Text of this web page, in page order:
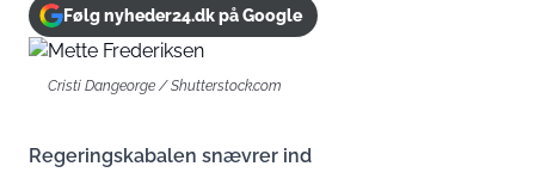
Følg nyheder24.dk på Google
Cristi Dangeorge / Shutterstock.com
Regeringskabalen snævrer ind